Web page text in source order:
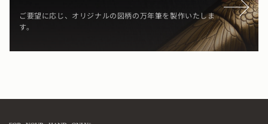
ご要望に応じ、オリジナルの図柄の万年筆を製作いたしま
す。